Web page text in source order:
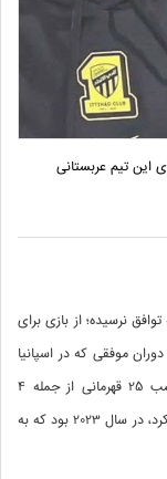
این تیم عربستانی
توافق نرسیده؛ از بازی برای
مهاجم 38 ساله پس از دوران موفقی که در اسپانیا
داشت، جایی که کمک شایانی به رئال مادرید برای کسب 25 قهرمانی از جمله 4
قهرمانی در لالیگا و 5 قهرمانی در لیگ قهرمانان اروپا کمک کرد، در سال 2023 بود که به